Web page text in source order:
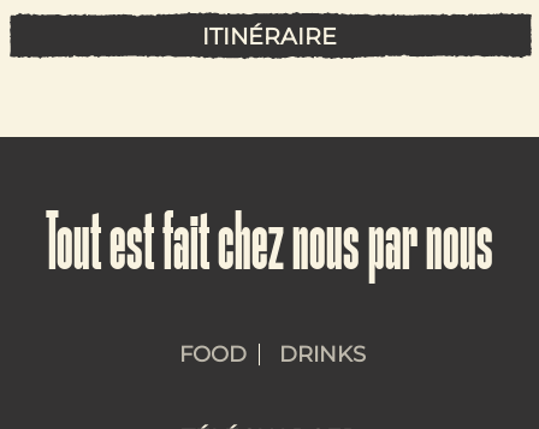
ITINÉRAIRE
Tout est fait chez nous par nous
FOOD DRINKS